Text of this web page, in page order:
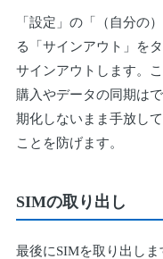
「設定」の「（自分の
る「サインアウト」を
サインアウトします。
購入やデータの同期は
期化しないまま手放し
ことを防げます。
SIMの取り出し
最後にSIMを取り出し